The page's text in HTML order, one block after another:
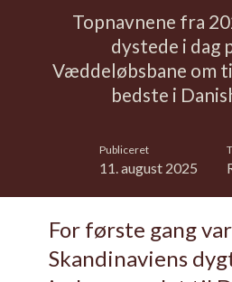
Topnavnene fra
dystede i dag
Væddeløbsbane om
bedste i
Publiceret
11. august 2025
For første gang var
Skandinaviens